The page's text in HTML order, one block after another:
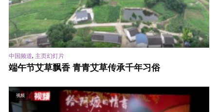
中国频道, 主页幻灯片
端午节艾草飘香 青青艾草传承千年习俗
视频